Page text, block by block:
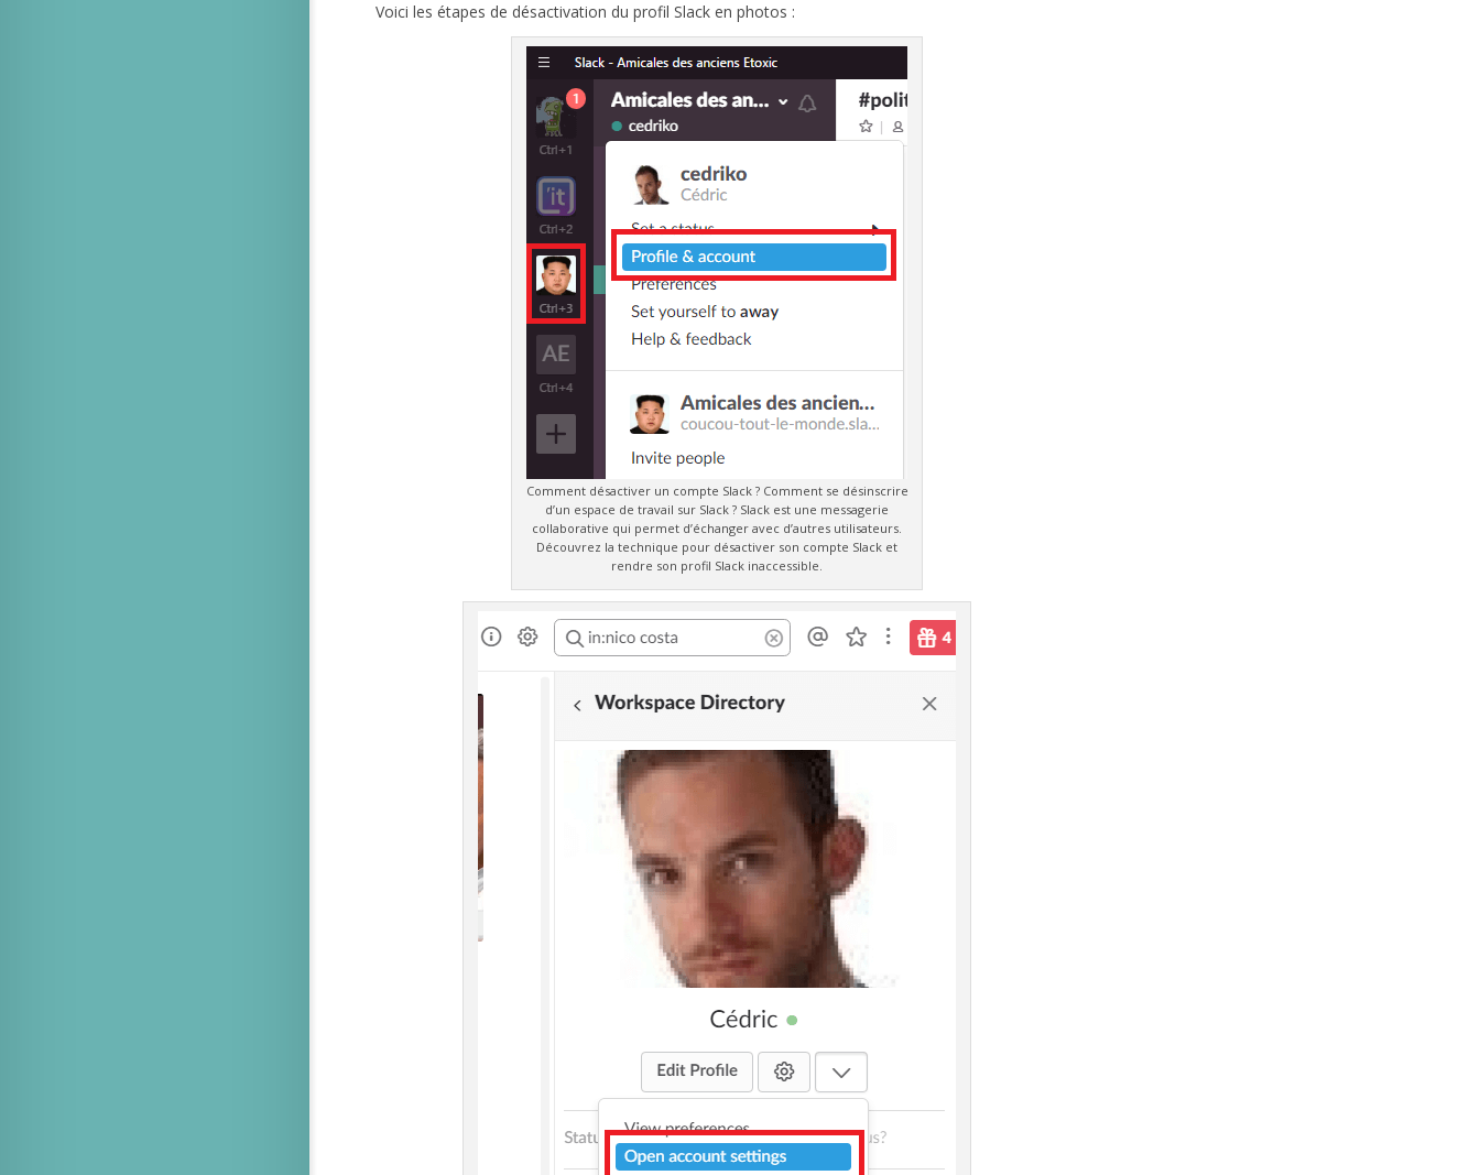
Voici les étapes de désactivation du profil Slack en photos :
Comment désactiver un compte Slack ? Comment se désinscrire
d’un espace de travail sur Slack ? Slack est une messagerie
collaborative qui permet d’échanger avec d’autres utilisateurs.
Découvrez la technique pour désactiver son compte Slack et
rendre son profil Slack inaccessible.